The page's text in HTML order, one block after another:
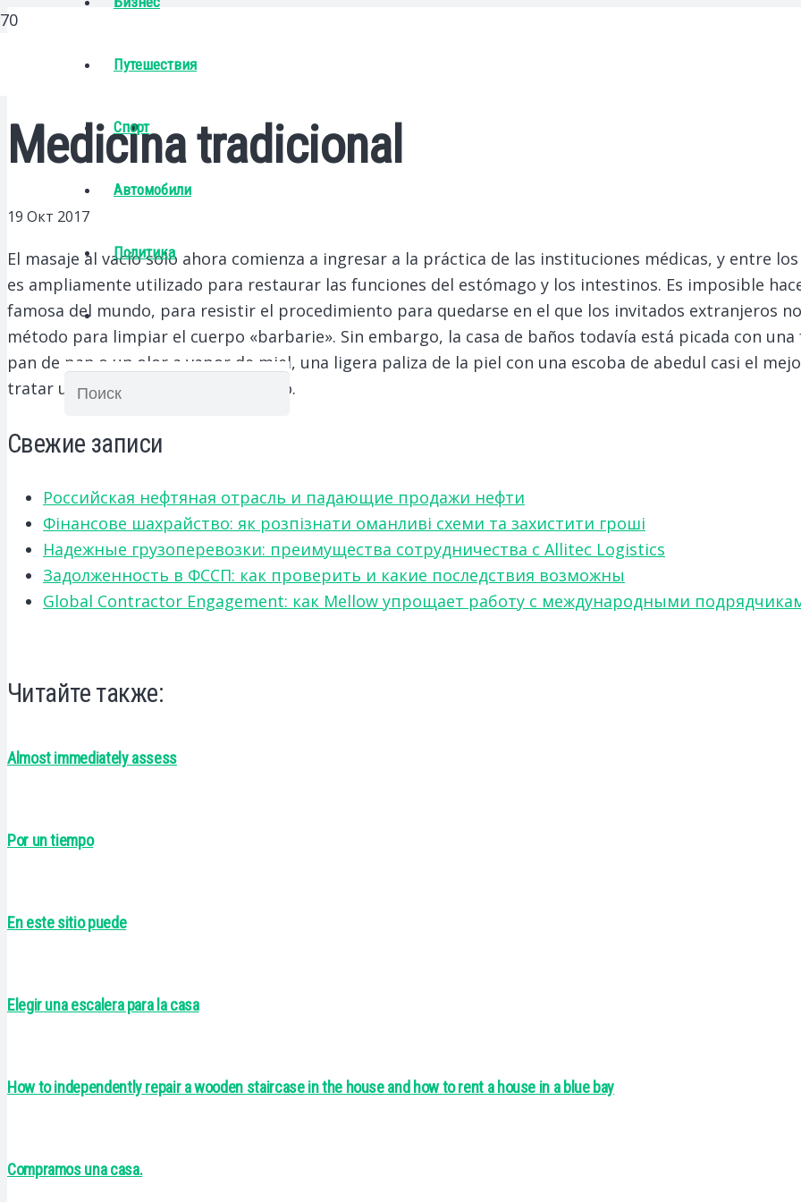
Путешествия
Спорт
Автомобили
Политика
Medicina tradicional
19 Окт 2017
El masaje al vacío solo ahora comienza a ingresar a la práctica de las instituciones médicas, y entre
es ampliamente utilizado para restaurar las funciones del estómago y los intestinos. Es imposible
famosa del mundo, para resistir el procedimiento para quedarse en el que los invitados extranjeros
método para limpiar el cuerpo «barbarie». Sin embargo, la casa de baños todavía está picada con
pan de pan o un olor a vapor de miel, una ligera paliza de la piel con una escoba de abedul casi el
tratar un frío. Tratamiento con rocío.
Свежие записи
Российская нефтяная отрасль и падающие продажи нефти
Фінансове шахрайство: як розпізнати оманливі схеми та захистити гроші
Надежные грузоперевозки: преимущества сотрудничества с Allitec Logistics
Задолженность в ФССП: как проверить и какие последствия возможны
Global Contractor Engagement: как Mellow упрощает работу с международными
Читайте также:
Almost immediately assess
Por un tiempo
En este sitio puede
Elegir una escalera para la casa
How to independently repair a wooden staircase in the house and how to rent a house in a blue bay
Compramos una casa.